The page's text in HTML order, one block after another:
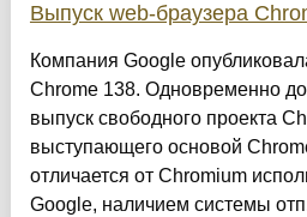
Выпуск web-браузера
Компания Google
Chrome 138. Одновременно
выпуск свободного проекта
выступающего основой
отличается от Chromium
Google, наличием системы